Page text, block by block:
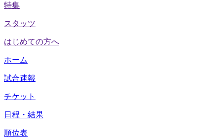
特集
スタッツ
はじめての方へ
ホーム
試合速報
チケット
日程・結果
順位表